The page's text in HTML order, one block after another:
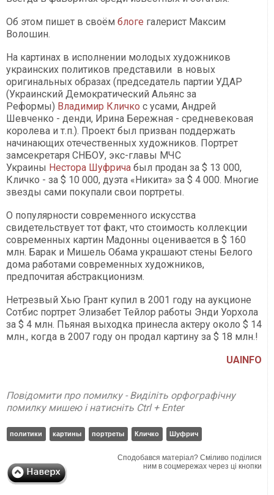
Об этом пишет в своём блоге галерист Максим
Волошин.
На картинах в исполнении молодых художников
украинских политиков представили в новых
оригинальных образах (председатель партии УДАР
(Украинский Демократический Альянс за
Реформы) Владимир Кличко с усами, Андрей
Шевченко - денди, Ирина Бережная - средневековая
королева и т.п.). Проект был призван поддержать
начинающих отечественных художников. Портрет
замсекретаря СНБОУ, экс-главы МЧС
Украины Нестора Шуфрича был продан за $ 13 000,
Кличко - за $ 10 000, дуэта «Никита» за $ 4 000. Многие
звезды сами покупали свои портреты.
О популярности современного искусства
свидетельствует тот факт, что стоимость коллекции
современных картин Мадонны оценивается в $ 160
млн. Барак и Мишель Обама украшают стены Белого
дома работами современных художников,
предпочитая абстракционизм.
Нетрезвый Хью Грант купил в 2001 году на аукционе
Сотбис портрет Элизабет Тейлор работы Энди Уорхола
за $ 4 млн. Пьяная выходка принесла актеру около $ 14
млн., когда в 2007 году он продал картину за $ 18 млн.!
UAINFO
Повідомити про помилку - Виділіть орфографічну
помилку мишею і натисніть Ctrl + Enter
политики картины портреты Кличко Шуфрич
Сподобався матеріал? Сміливо поділися
ним в соцмережах через ці кнопки